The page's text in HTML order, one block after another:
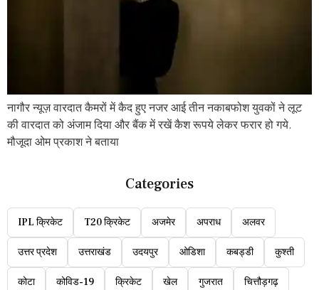
नागौर न्यूज़ वारदात कैमरों में कैद हुए नजर आई तीन नकाबफोश युवकों ने लूट
की वारदात को अंजाम दिया और बैंक में रखें कैश रूपये लेकर फरार हो गये.
मौजूदा ओम प्रकाश ने बताया
Categories
IPL क्रिकेट T20 क्रिकेट अजमेर अपराध अलवर
उत्तर प्रदेश उत्तराखंड उदयपुर ओडिशा कबड्डी कुश्ती
कोटा कोविड-19 क्रिकेट खेल गुजरात चित्तौड़गढ़